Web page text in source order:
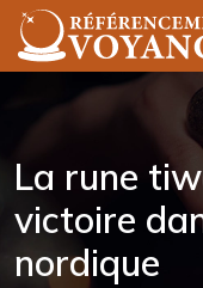
La rune
victoire
nordique